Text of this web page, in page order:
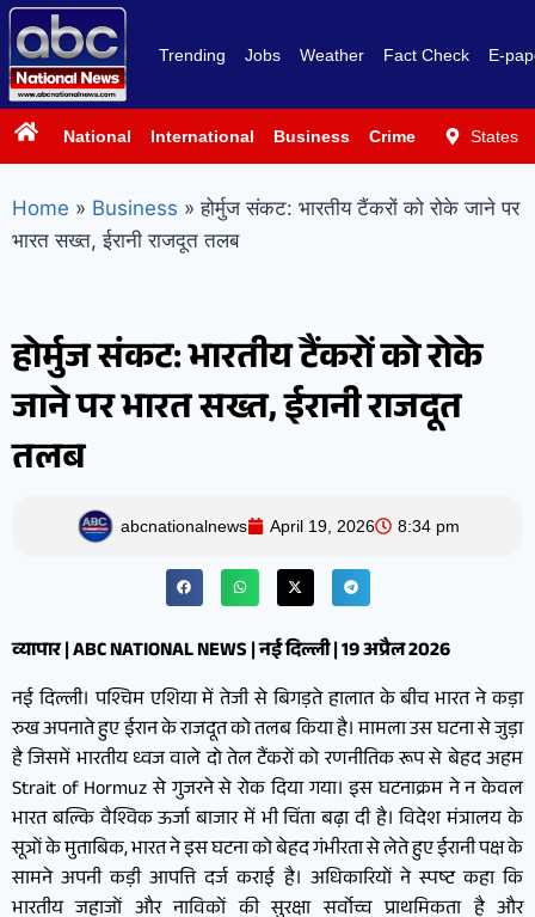
Trending Jobs Weather Fact Check E-
National International Business Crime PoliticsStates
Home » Business » होर्मुज संकट: भारतीय टैंकरों को रोके जाने पर
भारत सख्त, ईरानी राजदूत तलब
होर्मुज संकट: भारतीय टैंकरों को रोके
जाने पर भारत सख्त, ईरानी राजदूत
तलब
abcnationalnews April 19, 2026 8:34 pm
व्यापार | ABC NATIONAL NEWS | नई दिल्ली | 19 अप्रैल 2026
नई दिल्ली। पश्चिम एशिया में तेजी से बिगड़ते हालात के बीच भारत ने कड़ा
रुख अपनाते हुए ईरान के राजदूत को तलब किया है। मामला उस घटना से जुड़ा
है जिसमें भारतीय ध्वज वाले दो तेल टैंकरों को रणनीतिक रूप से बेहद अहम
Strait of Hormuz से गुजरने से रोक दिया गया। इस घटनाक्रम ने न केवल
भारत बल्कि वैश्विक ऊर्जा बाजार में भी चिंता बढ़ा दी है। विदेश मंत्रालय के
सूत्रों के मुताबिक, भारत ने इस घटना को बेहद गंभीरता से लेते हुए ईरानी पक्ष के
सामने अपनी कड़ी आपत्ति दर्ज कराई है। अधिकारियों ने स्पष्ट कहा कि
भारतीय जहाजों और नाविकों की सुरक्षा सर्वोच्च प्राथमिकता है और